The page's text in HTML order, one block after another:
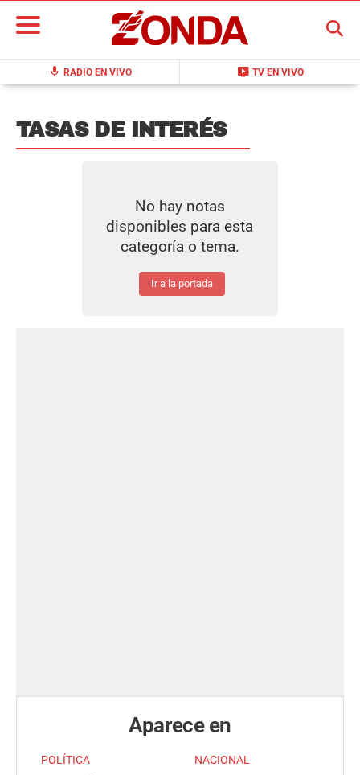
mic RADIO EN VIVO live_tv TV EN VIVO
BUSCAR
TASAS DE INTERÉS
No hay notas
disponibles para esta
categoría o tema.
Ir a la portada
Aparece en
POLÍTICA
NACIONAL